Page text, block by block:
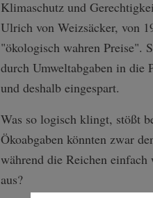
Klimaschutz und
Ulrich von Weizsäcker, von
"ökologisch wahren Preise".
durch Umweltabgaben in die
und deshalb eingespart.
Was so logisch klingt, stößt
Ökoabgaben könnten zwar
während die Reichen
aus?